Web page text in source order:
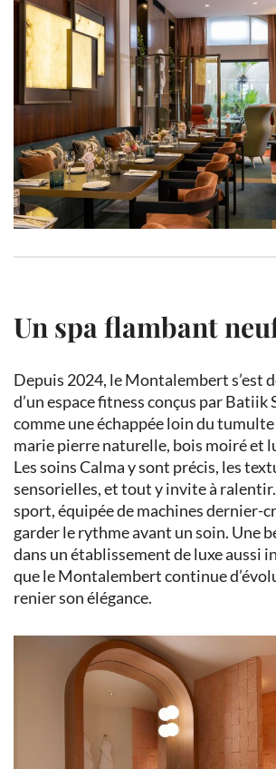
Un spa flambant
Depuis 2024, le Montalembert s’est
d’un espace fitness conçus par Batiik
comme une échappée loin du
marie pierre naturelle, bois moiré et
Les soins Calma y sont précis, les
sensorielles, et tout y invite à ralentir.
sport, équipée de machines dernier-
garder le rythme avant un soin. Une
dans un établissement de luxe aussi
que le Montalembert continue
renier son élégance.